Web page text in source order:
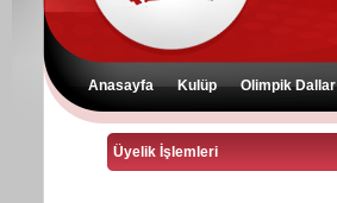
Anasayfa
Anasayfa
Kulüp
Kulüp
Olimpik Dallar
Olimpik Dallar
Üyelik İşlemleri